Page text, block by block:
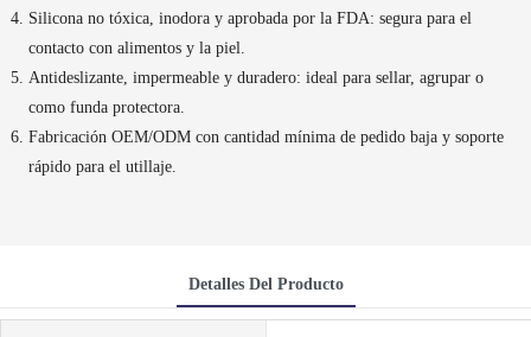
Silicona no tóxica, inodora y aprobada por la FDA: segura para el
contacto con alimentos y la piel.
Antideslizante, impermeable y duradero: ideal para sellar, agrupar o
como funda protectora.
Fabricación OEM/ODM con cantidad mínima de pedido baja y soporte
rápido para el utillaje.
Detalles Del Producto